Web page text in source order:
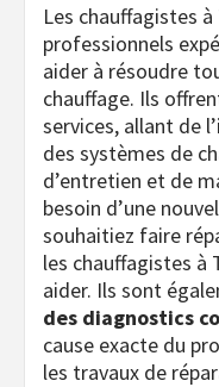
Les chauffagistes
professionnels
aider à résoudre
chauffage. Ils
services, allant de
des systèmes de
d’entretien et de
besoin d’une
souhaitiez faire
les chauffagistes à
aider. Ils sont
des diagnostics
cause exacte du
les travaux de